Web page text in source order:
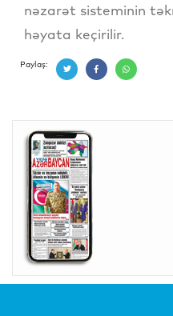
nəzarət sisteminin
həyata keçirilir.
Paylaş: